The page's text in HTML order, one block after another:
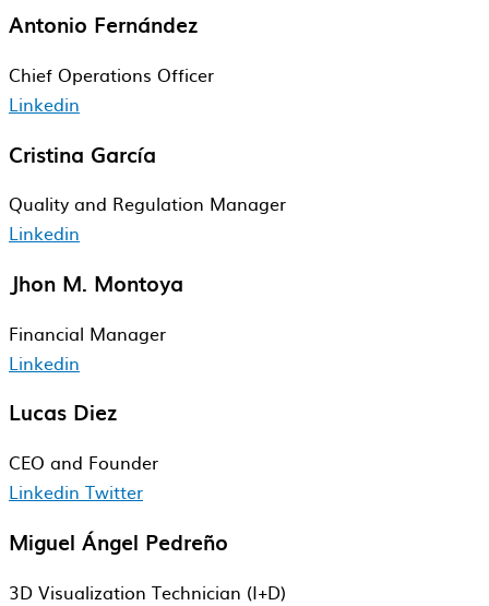
Antonio Fernández
Chief Operations​ Officer​
Linkedin
Cristina García
Quality and​ Regulation Manager​
Linkedin
Jhon M. Montoya
Financial​ Manager​
Linkedin
Lucas Diez
CEO and Founder
Linkedin Twitter
Miguel Ángel Pedreño
3D Visualization Technician (I+D)